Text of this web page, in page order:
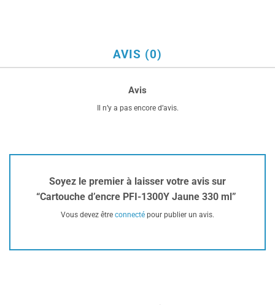
AVIS (0)
Avis
Il n’y a pas encore d’avis.
Soyez le premier à laisser votre avis sur
“Cartouche d’encre PFI-1300Y Jaune 330 ml”
Vous devez être connecté pour publier un avis.